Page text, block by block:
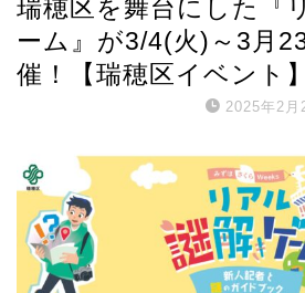
瑞穂区を舞台にした『
ーム』が3/4(火)～3月
催！【瑞穂区イベント】
2025年2月